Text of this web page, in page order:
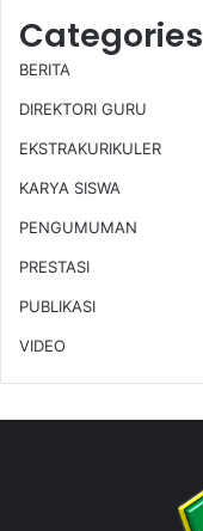
Categories
BERITA
DIREKTORI GURU
EKSTRAKURIKULER
KARYA SISWA
PENGUMUMAN
PRESTASI
PUBLIKASI
VIDEO